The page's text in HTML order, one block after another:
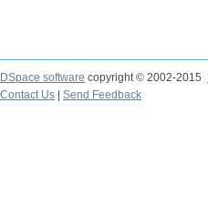
DSpace software copyright © 2002-2015
Contact Us
Send Feedback